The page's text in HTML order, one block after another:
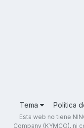
Tema Política
Esta web no tiene
Company (KYMCO), ni